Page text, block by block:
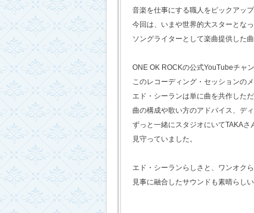
音楽を仕事にする職人をピックアップ
今回は、いまや世界的大スターとな
ソングライターとして楽曲提供した
ONE OK ROCKの公式YouTubeチャン
このレコーディング・セッションの
エド・シーランは単に曲を共作しただ
曲の構成や歌い方のアドバイス、ディ
ずっと一緒にスタジオにいてTAKAさ
見守っていました。
エド・シーランらしさと、ワンオク
見事に融合したサウンドも素晴らしい